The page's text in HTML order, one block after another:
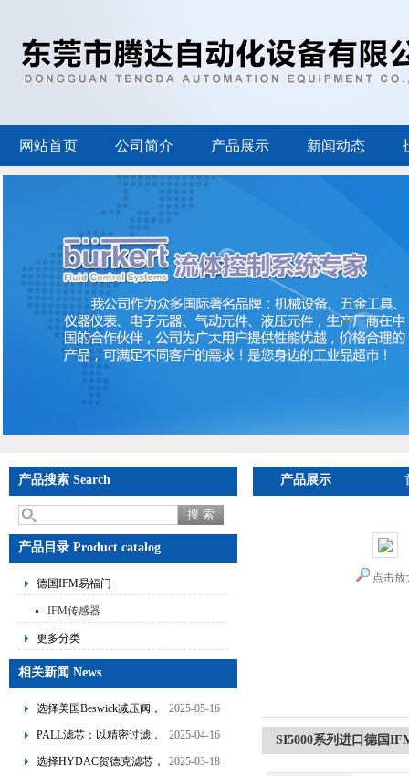
网站首页 公司简介 产品展示 新闻动态
产品搜索 Search
产品目录 Product catalog
德国IFM易福门
IFM传感器
更多分类
相关新闻 News
选择美国Beswick减压阀，
提升流体系统效率
2025-05-16
PALL滤芯：以精密过滤，
为工业流体筑起“隐形安全
2025-04-16
选择HYDAC贺德克滤芯，
2025-03-18
产品展示
点击放
SI5000系列进口德国